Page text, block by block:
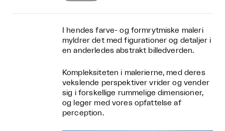
I hendes farve- og formrytmiske maleri
myldrer det med figurationer og detaljer i
en anderledes abstrakt billedverden.
Kompleksiteten i malerierne, med deres
vekslende perspektiver vrider og vender
sig i forskellige rummelige dimensioner,
og leger med vores opfattelse af
perception.